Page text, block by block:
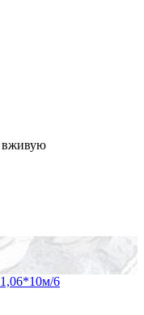
вживую
6